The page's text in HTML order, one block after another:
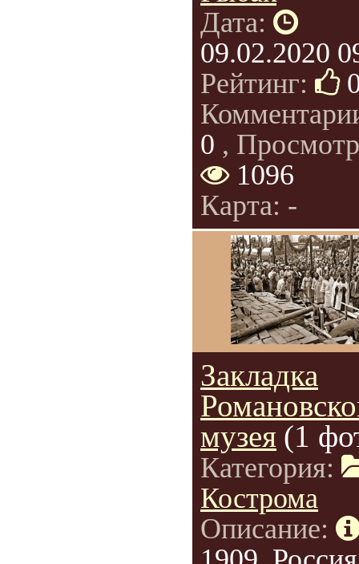
Дата:
09.02.2020
Рейтинг:
0 ,
1096
Карта: -
Закладка
музея (1
Категория:
Кострома
Описание: